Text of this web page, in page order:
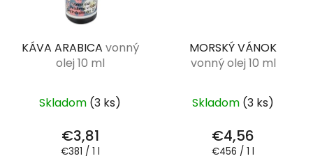
KÁVA ARABICA vonný
olej 10 ml
Skladom (3 ks)
€3,81
Jednotková
€381 / 1 l
MORSKÝ VÁNOK
vonný olej 10 ml
Skladom (3 ks)
€4,56
Jednotková
€456 / 1 l